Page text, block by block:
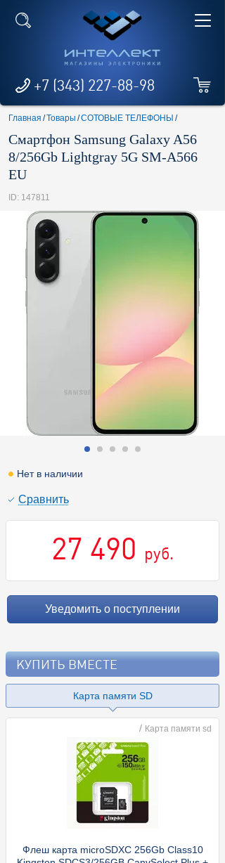
+7 (343) 227-88-98
Главная /Товары /СОТОВЫЕ ТЕЛЕФОНЫ /
Смартфон Samsung Galaxy A56
8/256Gb Lightgray 5G SM-A566
EU
ID: 147811
Нет в наличии
Cравнить
27 490 руб.
Уведомить о поступлении
КУПИТЬ ВМЕСТЕ
Карта памяти SD
/ Карта памяти sd
Флеш карта microSDXC 256Gb Class10